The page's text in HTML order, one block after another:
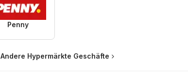
Penny
Andere Hypermärkte Geschäfte